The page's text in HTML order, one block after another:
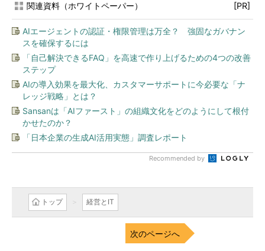
関連資料（ホワイトペーパー） [PR]
AIエージェントの認証・権限管理は万全？ 強固なガバナン
スを確保するには
「自己解決できるFAQ」を高速で作り上げるための4つの改善
ステップ
AIの導入効果を最大化、カスタマーサポートに今必要な「ナ
レッジ戦略」とは？
Sansanは「AIファースト」の組織文化をどのようにして根付
かせたのか？
「日本企業の生成AI活用実態」調査レポート
Recommended by
トップ 経営とIT
次のページへ